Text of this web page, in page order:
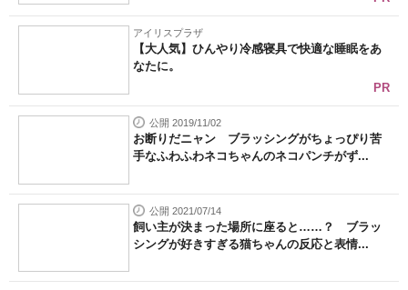
アイリスプラザ
【大人気】ひんやり冷感寝具で快適な睡眠をあ
なたに。
PR
公開 2019/11/02
お断りだニャン ブラッシングがちょっぴり苦
手なふわふわネコちゃんのネコパンチがず...
公開 2021/07/14
飼い主が決まった場所に座ると……？ ブラッ
シングが好きすぎる猫ちゃんの反応と表情...